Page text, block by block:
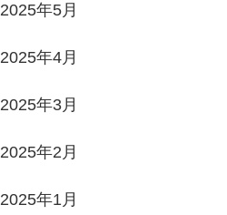
2025年5月
2025年4月
2025年3月
2025年2月
2025年1月